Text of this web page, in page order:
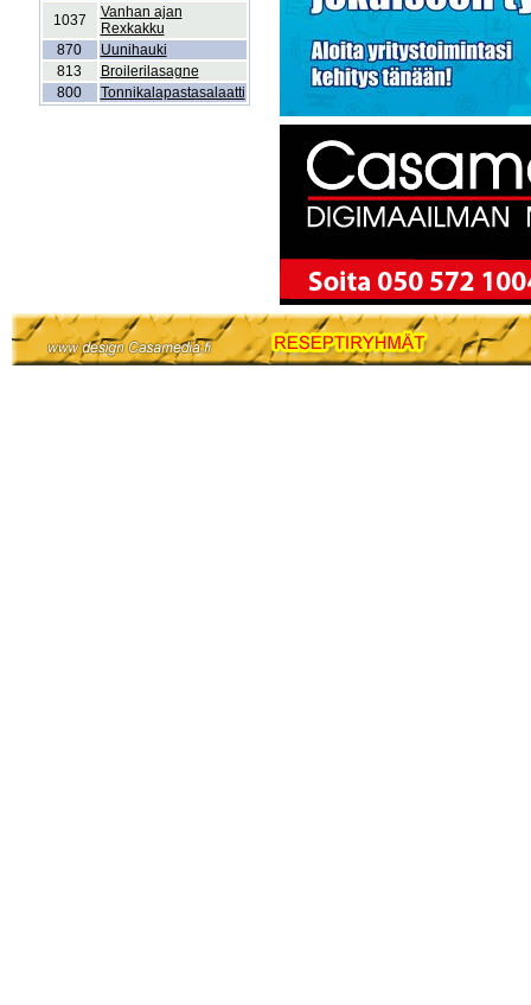
1037
Vanhan ajan
Rexkakku
870
Uunihauki
813
Broilerilasagne
800
Tonnikalapastasalaatti